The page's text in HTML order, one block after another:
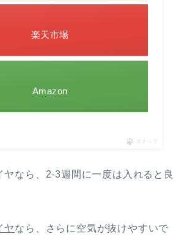
楽天市場
Amazon
ポチップ
ヤなら、2-3週間に一度は入れると良
ヤなら、さらに空気が抜けやすいで